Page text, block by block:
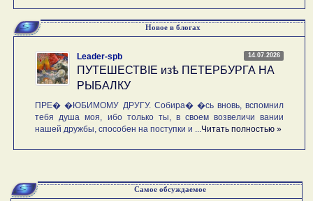
Новое в блогах
14.07.2026
Leader-spb
ПУТЕШЕСТВIE изѣ ПЕТЕРБУРГА НА
РЫБАЛКУ
ПРЕ� �ЮБИМОМУ ДРУГУ. Собира� �сь вновь, вспомнил
тебя душа моя, ибо только ты, в своем возвеличи вании
нашей дружбы, способен на поступки и ...Читать полностью »
Самое обсуждаемое